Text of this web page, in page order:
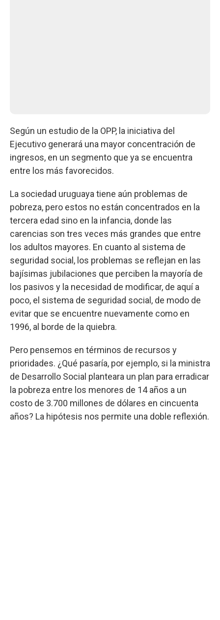
Según un estudio de la OPP, la iniciativa del
Ejecutivo generará una mayor concentración de
ingresos, en un segmento que ya se encuentra
entre los más favorecidos.
La sociedad uruguaya tiene aún problemas de
pobreza, pero estos no están concentrados en la
tercera edad sino en la infancia, donde las
carencias son tres veces más grandes que entre
los adultos mayores. En cuanto al sistema de
seguridad social, los problemas se reflejan en las
bajísimas jubilaciones que perciben la mayoría de
los pasivos y la necesidad de modificar, de aquí a
poco, el sistema de seguridad social, de modo de
evitar que se encuentre nuevamente como en
1996, al borde de la quiebra.
Pero pensemos en términos de recursos y
prioridades. ¿Qué pasaría, por ejemplo, si la ministra
de Desarrollo Social planteara un plan para erradicar
la pobreza entre los menores de 14 años a un
costo de 3.700 millones de dólares en cincuenta
años? La hipótesis nos permite una doble reflexión.